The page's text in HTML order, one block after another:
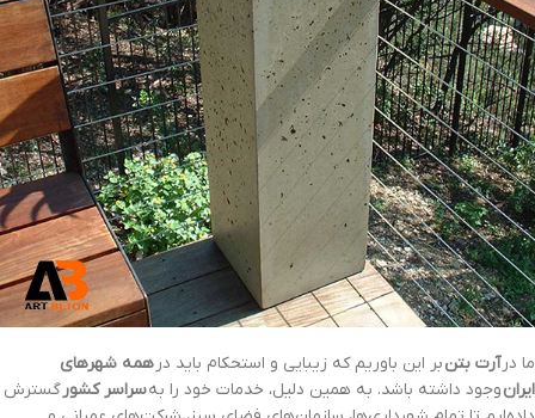
ما درآرت بتنبر این باوریم که زیبایی و استحکام باید درهمه شهرهای
ایرانوجود داشته باشد. به همین دلیل، خدمات خود را بهسراسر کشورگسترش